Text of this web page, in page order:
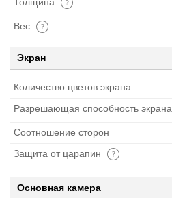
Вес
Экран
Количество цветов экрана
Разрешающая способность экрана
Соотношение сторон
Защита от царапин
Основная камера